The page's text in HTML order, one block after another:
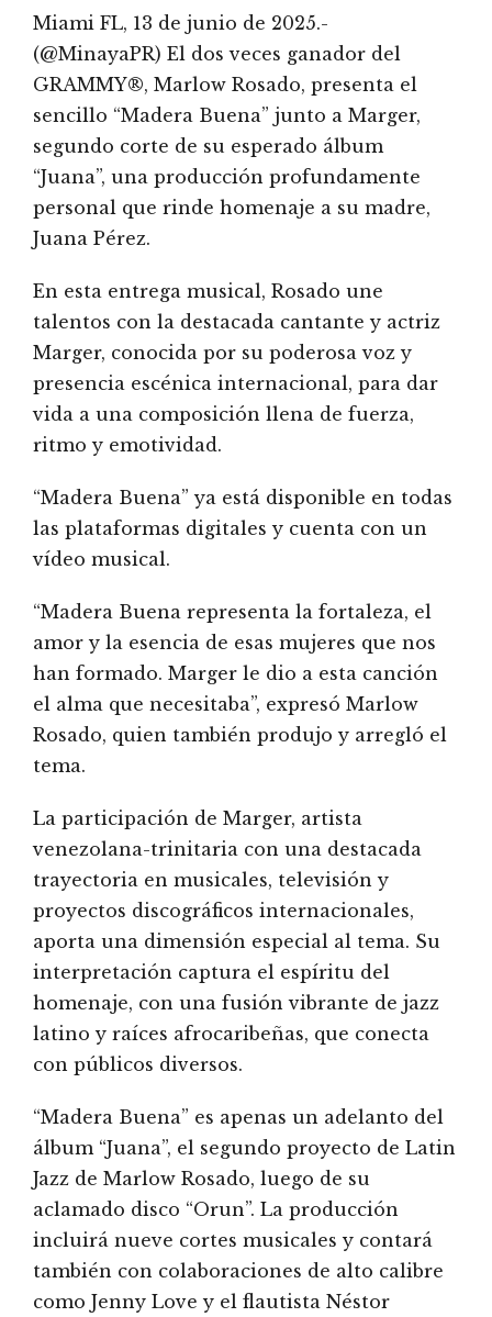
Miami FL, 13 de junio de 2025.-
(@MinayaPR) El dos veces ganador del
GRAMMY®, Marlow Rosado, presenta el
sencillo “Madera Buena” junto a Marger,
segundo corte de su esperado álbum
“Juana”, una producción profundamente
personal que rinde homenaje a su madre,
Juana Pérez.
En esta entrega musical, Rosado une
talentos con la destacada cantante y actriz
Marger, conocida por su poderosa voz y
presencia escénica internacional, para dar
vida a una composición llena de fuerza,
ritmo y emotividad.
“Madera Buena” ya está disponible en todas
las plataformas digitales y cuenta con un
vídeo musical.
“Madera Buena representa la fortaleza, el
amor y la esencia de esas mujeres que nos
han formado. Marger le dio a esta canción
el alma que necesitaba”, expresó Marlow
Rosado, quien también produjo y arregló el
tema.
La participación de Marger, artista
venezolana-trinitaria con una destacada
trayectoria en musicales, televisión y
proyectos discográficos internacionales,
aporta una dimensión especial al tema. Su
interpretación captura el espíritu del
homenaje, con una fusión vibrante de jazz
latino y raíces afrocaribeñas, que conecta
con públicos diversos.
“Madera Buena” es apenas un adelanto del
álbum “Juana”, el segundo proyecto de Latin
Jazz de Marlow Rosado, luego de su
aclamado disco “Orun”. La producción
incluirá nueve cortes musicales y contará
también con colaboraciones de alto calibre
como Jenny Love y el flautista Néstor